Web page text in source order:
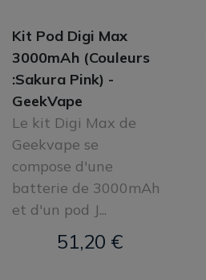
Kit Pod Digi Max
3000mAh (Couleurs
:Sakura Pink) -
GeekVape
Le kit Digi Max de
Geekvape se
compose d'une
batterie de 3000mAh
et d'un pod J...
51,20 €